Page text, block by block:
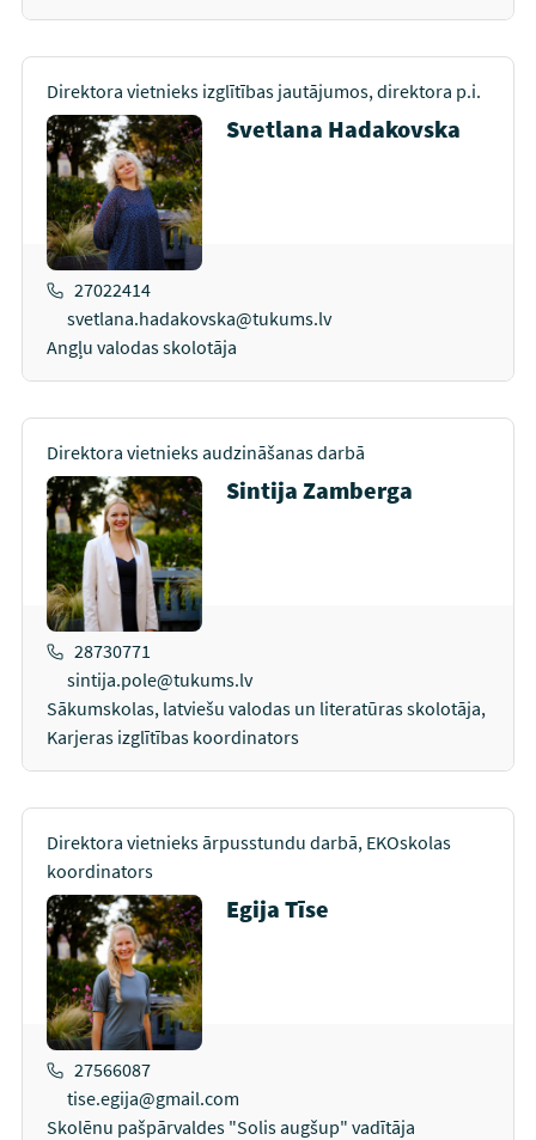
Direktora vietnieks izglītības jautājumos, direktora p.i.
Svetlana Hadakovska
27022414
svetlana.hadakovska@tukums.lv
Angļu valodas skolotāja
Direktora vietnieks audzināšanas darbā
Sintija Zamberga
28730771
sintija.pole@tukums.lv
Sākumskolas, latviešu valodas un literatūras skolotāja,
Karjeras izglītības koordinators
Direktora vietnieks ārpusstundu darbā, EKOskolas
koordinators
Egija Tīse
27566087
tise.egija@gmail.com
Skolēnu pašpārvaldes "Solis augšup" vadītāja